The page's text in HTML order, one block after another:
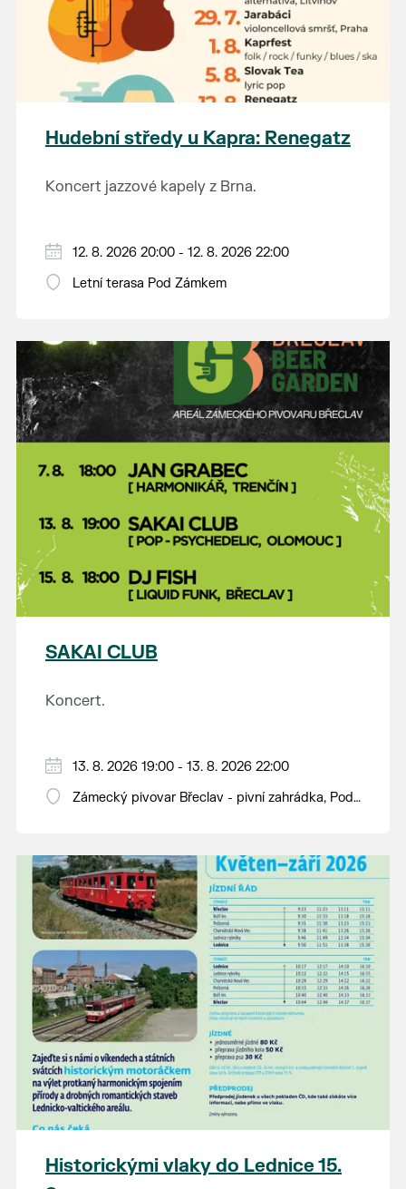
Hudební středy u Kapra: Renegatz
Koncert jazzové kapely z Brna.
12. 8. 2026 20:00 - 12. 8. 2026 22:00
Letní terasa Pod Zámkem
SAKAI CLUB
Koncert.
13. 8. 2026 19:00 - 13. 8. 2026 22:00
Zámecký pivovar Břeclav - pivní zahrádka, Pod
Historickými vlaky do Lednice 15.